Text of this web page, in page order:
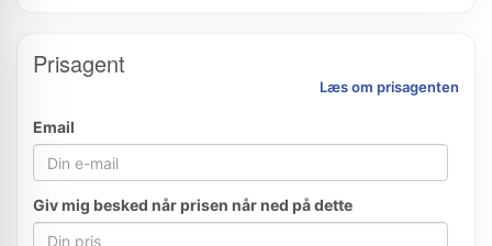
Prisagent
Læs om prisagenten
Email
Giv mig besked når prisen når ned på dette